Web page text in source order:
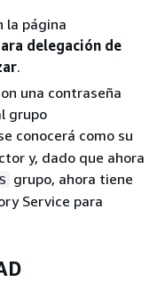
la página
delegación de
.
una contraseña
grupo
conocerá como su
y, dado que ahora
grupo, ahora tiene
Service para